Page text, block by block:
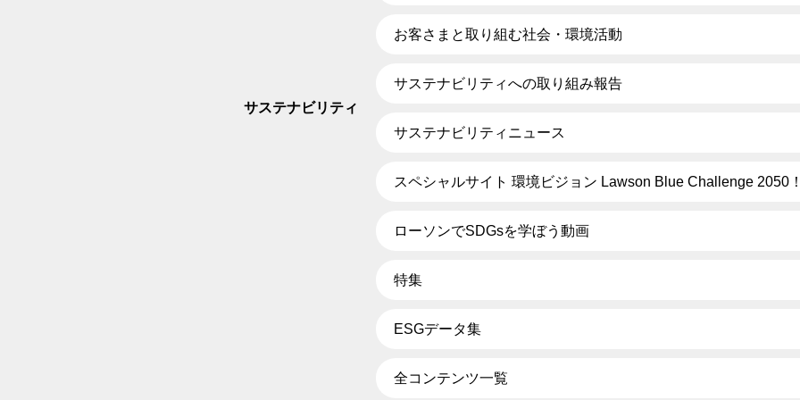
サステナビリティ
お客さまと取り組む社会・環境活動
サステナビリティへの取り組み報告
サステナビリティニュース
スペシャルサイト 環境ビジョン Lawson Blue Challenge 2050
ローソンでSDGsを学ぼう動画
特集
ESGデータ集
全コンテンツ一覧